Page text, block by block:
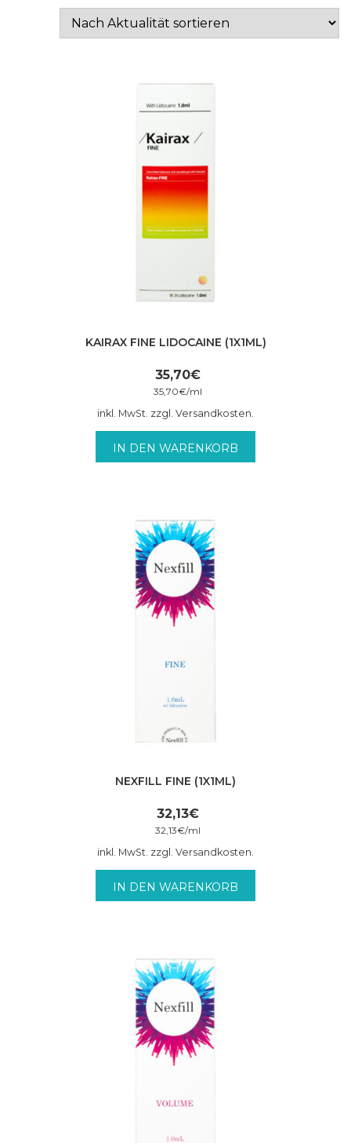
KAIRAX FINE LIDOCAINE (1X1ML)
35,70€
35,70€/ml
inkl. MwSt. zzgl. Versandkosten.
IN DEN WARENKORB
NEXFILL FINE (1X1ML)
32,13€
32,13€/ml
inkl. MwSt. zzgl. Versandkosten.
IN DEN WARENKORB